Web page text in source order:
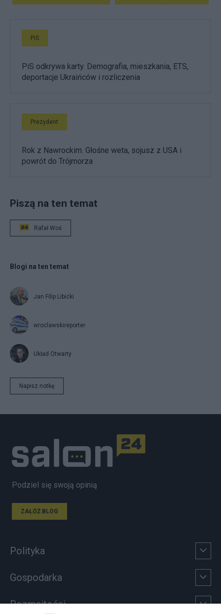
PiS
PiS odkrywa karty. Demografia, mieszkania, ETS,
deportacje Ukraińców i rozliczenia
Prezydent
Rok z Nawrockim. Głośne weta, sojusz z USA i
powrót do Trójmorza
Piszą na ten temat
Rafał Woś
Blogi na ten temat
Jan Filip Libicki
wroclawskireporter
Układ Otwarty
Napisz notkę
Podziel się swoją opinią
ZAŁÓŻ BLOG
Polityka
Gospodarka
Rozmaitości